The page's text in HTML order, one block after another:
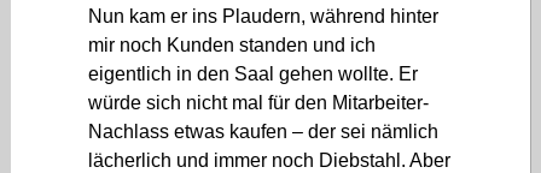
Nun kam er ins Plaudern, während hinter
mir noch Kunden standen und ich
eigentlich in den Saal gehen wollte. Er
würde sich nicht mal für den Mitarbeiter-
Nachlass etwas kaufen – der sei nämlich
lächerlich und immer noch Diebstahl. Aber